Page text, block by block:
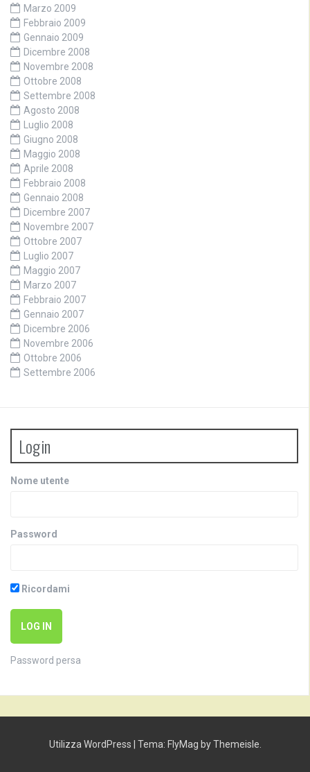
Marzo 2009
Febbraio 2009
Gennaio 2009
Dicembre 2008
Novembre 2008
Ottobre 2008
Settembre 2008
Agosto 2008
Luglio 2008
Giugno 2008
Maggio 2008
Aprile 2008
Febbraio 2008
Gennaio 2008
Dicembre 2007
Novembre 2007
Ottobre 2007
Luglio 2007
Maggio 2007
Marzo 2007
Febbraio 2007
Gennaio 2007
Dicembre 2006
Novembre 2006
Ottobre 2006
Settembre 2006
Login
Nome utente
Password
Ricordami
Password persa
Utilizza WordPress Tema: FlyMag by Themeisle.